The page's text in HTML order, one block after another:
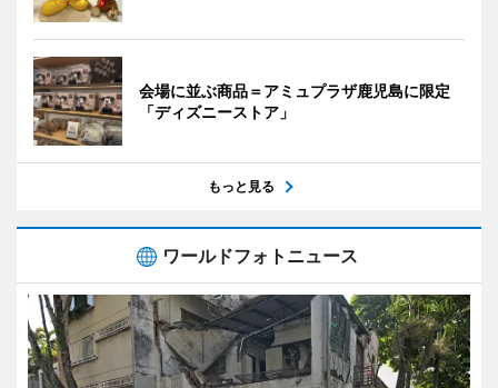
会場に並ぶ商品＝アミュプラザ鹿児島に限定
「ディズニーストア」
もっと見る
ワールドフォトニュース